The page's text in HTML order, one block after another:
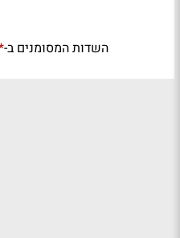
השדות המסומנים ב-